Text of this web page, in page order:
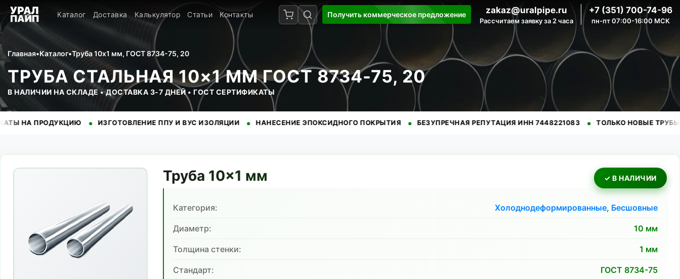
Каталог Доставка Калькулятор Статьи Контакты Получить коммерческое предложение zakaz@uralpipe.ru
Рассчитаем заявку за 2 часа
+7 (351) 700-74-96
пн-пт 07:00-16:00 МСК
Главная•Каталог•Труба 10x1 мм, ГОСТ 8734-75, 20
ТРУБА СТАЛЬНАЯ 10×1 ММ ГОСТ 8734-75, 20
В НАЛИЧИИ НА СКЛАДЕ • ДОСТАВКА 3-7 ДНЕЙ • ГОСТ СЕРТИФИКАТЫ
• ИЗГОТОВЛЕНИЕ ППУ И ВУС ИЗОЛЯЦИИ • НАНЕСЕНИЕ ЭПОКСИДНОГО ПОКРЫТИЯ • БЕЗУПРЕЧНАЯ РЕПУТАЦИЯ ИНН 7448221083 • ТОЛЬКО НОВЫЕ ТРУБЫ •
Труба 10×1 мм ✓ В НАЛИЧИИ
Категория: Холоднодеформированные, Бесшовные
Диаметр: 10 мм
Толщина стенки: 1 мм
Cтандарт: ГОСТ 8734-75